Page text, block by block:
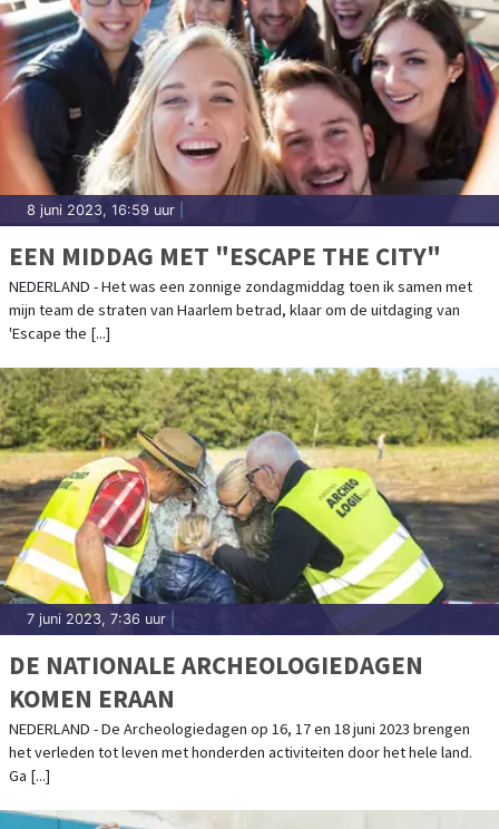
8 juni 2023, 16:59 uur
EEN MIDDAG MET "ESCAPE THE CITY"
NEDERLAND - Het was een zonnige zondagmiddag toen ik samen met
mijn team de straten van Haarlem betrad, klaar om de uitdaging van
'Escape the [...]
7 juni 2023, 7:36 uur
DE NATIONALE ARCHEOLOGIEDAGEN
KOMEN ERAAN
NEDERLAND - De Archeologiedagen op 16, 17 en 18 juni 2023 brengen
het verleden tot leven met honderden activiteiten door het hele land.
Ga [...]